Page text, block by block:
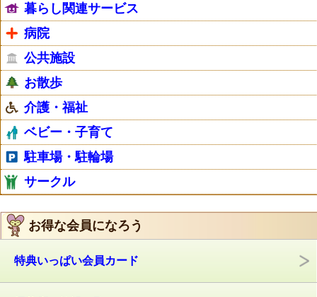
暮らし関連サービス
病院
公共施設
お散歩
介護・福祉
ベビー・子育て
駐車場・駐輪場
サークル
お得な会員になろう
特典いっぱい会員カード